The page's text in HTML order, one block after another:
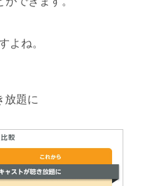
よね。
題に